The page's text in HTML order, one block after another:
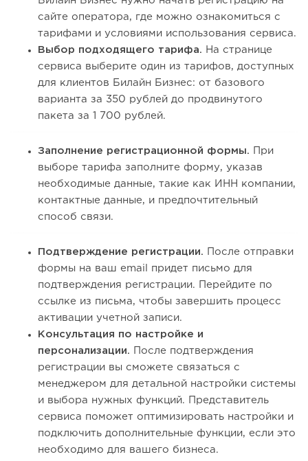
сайте оператора, где можно ознакомиться с
тарифами и условиями использования сервиса.
Выбор подходящего тарифа.
На странице
сервиса выберите один из тарифов, доступных
для клиентов Билайн Бизнес: от базового
варианта за 350 рублей до продвинутого
пакета за 1 700 рублей.
Заполнение регистрационной формы.
При
выборе тарифа заполните форму, указав
необходимые данные, такие как ИНН компании,
контактные данные, и предпочтительный
способ связи.
Подтверждение регистрации.
После отправки
формы на ваш email придет письмо для
подтверждения регистрации. Перейдите по
ссылке из письма, чтобы завершить процесс
активации учетной записи.
Консультация по настройке и
персонализации. После подтверждения
регистрации вы сможете связаться с
менеджером для детальной настройки системы
и выбора нужных функций. Представитель
сервиса поможет оптимизировать настройки и
подключить дополнительные функции, если это
необходимо для вашего бизнеса.